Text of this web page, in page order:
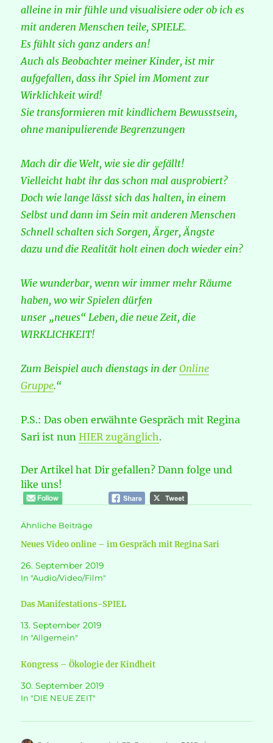
alleine in mir fühle und visualisiere oder ob ich es
mit anderen Menschen teile, SPIELE.
Es fühlt sich ganz anders an!
Auch als Beobachter meiner Kinder, ist mir
aufgefallen, dass ihr Spiel im Moment zur
Wirklichkeit wird!
Sie transformieren mit kindlichem Bewusstsein,
ohne manipulierende Begrenzungen
Mach dir die Welt, wie sie dir gefällt!
Vielleicht habt ihr das schon mal ausprobiert?
Doch wie lange lässt sich das halten, in einem
Selbst und dann im Sein mit anderen Menschen
Schnell schalten sich Sorgen, Ärger, Ängste
dazu und die Realität holt einen doch wieder ein?
Wie wunderbar, wenn wir immer mehr Räume
haben, wo wir Spielen dürfen
unser „neues“ Leben, die neue Zeit, die
WIRKLICHKEIT!
Zum Beispiel auch dienstags in derOnline
Gruppe.“
P.S.: Das oben erwähnte Gespräch mit Regina
Sari ist nunHIER zugänglich.
Der Artikel hat Dir gefallen? Dann folge und
like uns!
Ähnliche Beiträge
Neues Video online – im Gespräch mit Regina Sari
26. September 2019
In "Audio/Video/Film"
Das Manifestations-SPIEL
13. September 2019
In "Allgemein"
Kongress – Ökologie der Kindheit
30. September 2019
In "DIE NEUE ZEIT"